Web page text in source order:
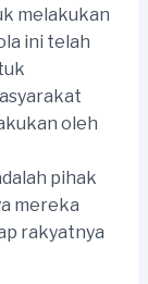
melakukan
ini telah
oleh
pihak
mereka
rakyatnya